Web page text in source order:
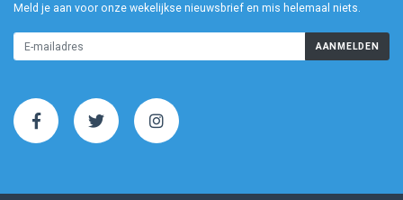
Meld je aan voor onze wekelijkse nieuwsbrief en mis helemaal niets.
AANMELDEN